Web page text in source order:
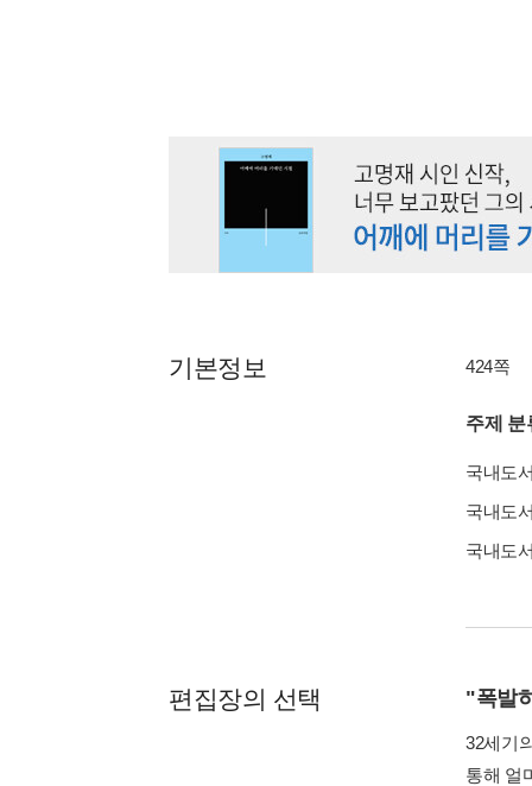
기본정보 424쪽
주제 분
국내도
국내도
국내도
편집장의 선택 "폭발
32세기
통해 얼